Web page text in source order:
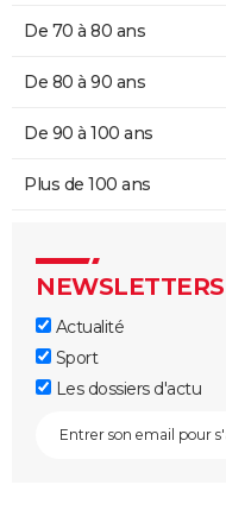
De 70 à 80 ans
De 80 à 90 ans
De 90 à 100 ans
Plus de 100 ans
NEWSLETTERS
Actualité
Sport
Les dossiers d'actu